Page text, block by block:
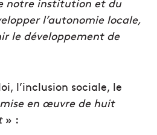
l’autonomie locale,
le développement de
l’inclusion sociale, le
en œuvre de huit
» :